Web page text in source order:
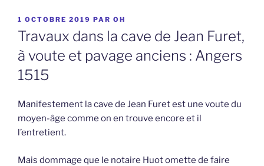
PUBLIÉ
LE
1 OCTOBRE 2019 PAR OH
Travaux dans la cave de Jean Furet,
à voute et pavage anciens : Angers
1515
Manifestement la cave de Jean Furet est une voute du
moyen-âge comme on en trouve encore et il
l’entretient.
Mais dommage que le notaire Huot omette de faire